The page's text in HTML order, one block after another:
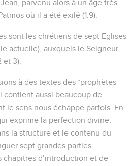
parvenu alors à un âge très
où il a été exilé (1.9).
sont les chrétiens de sept Eglises
actuelle), auxquels le Seigneur
et 3).
à des textes des *prophètes
contient aussi beaucoup de
le sens nous échappe parfois. En
exprime la perfection divine,
la structure et le contenu du
sept grandes parties
chapitres d’introduction et de